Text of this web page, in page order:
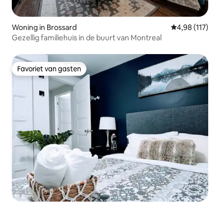
Woning in Brossard Gemiddelde
4,98 (117)
Gezellig familiehuis in de buurt van Montreal
Favoriet van gasten
Favoriet van gasten